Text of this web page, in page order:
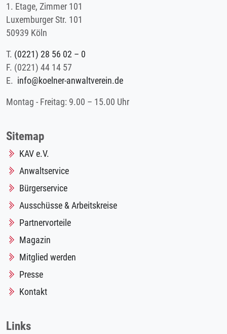
1. Etage, Zimmer 101
Luxemburger Str. 101
50939 Köln
T. (0221) 28 56 02 – 0
F. (0221) 44 14 57
E. info@koelner-anwaltverein.de
Montag - Freitag: 9.00 – 15.00 Uhr
Sitemap
KAV e.V.
Anwaltservice
Bürgerservice
Ausschüsse & Arbeitskreise
Partnervorteile
Magazin
Mitglied werden
Presse
Kontakt
Links